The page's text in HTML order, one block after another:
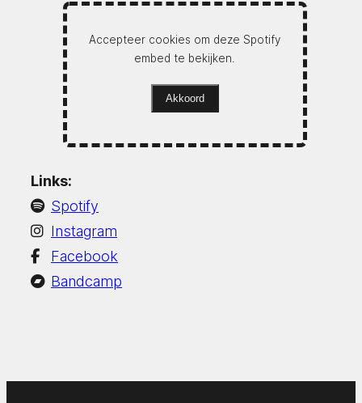
Accepteer cookies om deze Spotify
embed te bekijken.
Akkoord
Links:
Spotify
Instagram
Facebook
Bandcamp